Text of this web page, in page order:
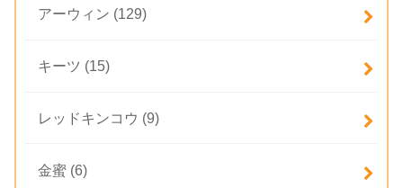
アーウィン (129)
キーツ (15)
レッドキンコウ (9)
金蜜 (6)